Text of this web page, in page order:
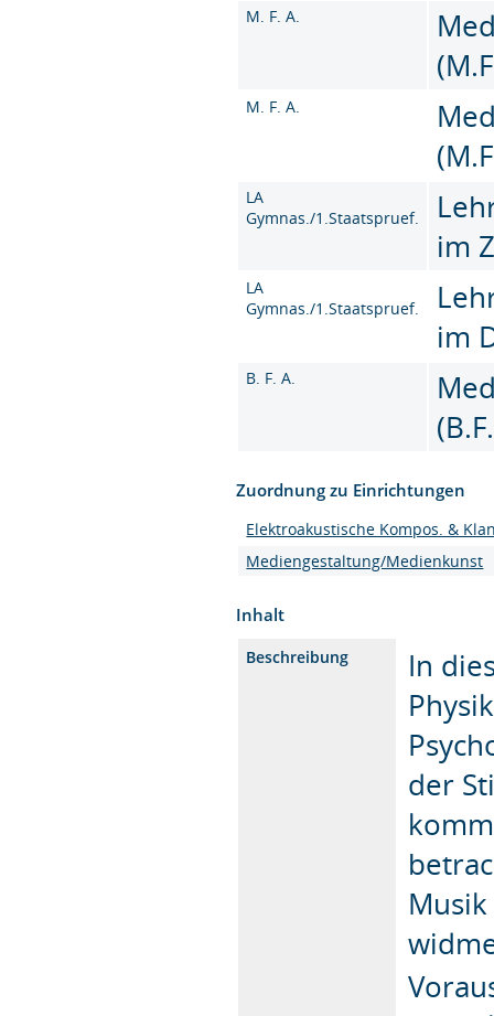
M. F. A.
M. F. A.
LA
Gymnas./1.Staatspruef.
im
LA
Gymnas./1.Staatspruef.
im
B. F. A.
Zuordnung zu Einrichtungen
Elektroakustische Kompos. &
Mediengestaltung/Medienkunst
Inhalt
Beschreibung
In
der